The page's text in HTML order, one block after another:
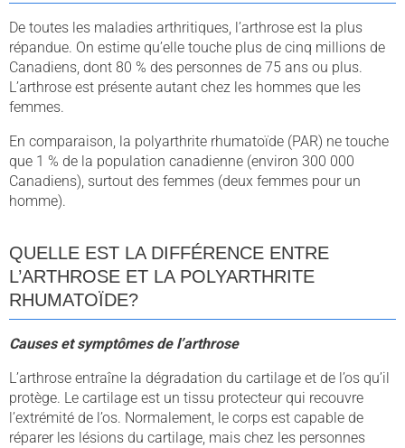
De toutes les maladies arthritiques, l’arthrose est la plus
répandue. On estime qu’elle touche plus de cinq millions de
Canadiens, dont 80 % des personnes de 75 ans ou plus.
L’arthrose est présente autant chez les hommes que les
femmes.
En comparaison, la polyarthrite rhumatoïde (PAR) ne touche
que 1 % de la population canadienne (environ 300 000
Canadiens), surtout des femmes (deux femmes pour un
homme).
QUELLE EST LA DIFFÉRENCE ENTRE
L’ARTHROSE ET LA POLYARTHRITE
RHUMATOÏDE?
Causes et symptômes de l’arthrose
L’arthrose entraîne la dégradation du cartilage et de l’os qu’il
protège. Le cartilage est un tissu protecteur qui recouvre
l’extrémité de l’os. Normalement, le corps est capable de
réparer les lésions du cartilage, mais chez les personnes